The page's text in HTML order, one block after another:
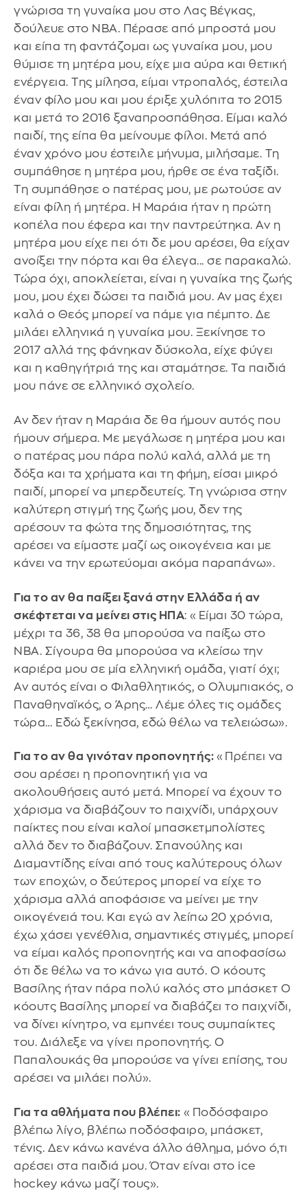
γνώρισα τη γυναίκα μου στο Λας Βέγκας,
δούλευε στο NBA. Πέρασε από μπροστά μου
και είπα τη φαντάζομαι ως γυναίκα μου, μου
θύμισε τη μητέρα μου, είχε μια αύρα και θετική
ενέργεια. Της μίλησα, είμαι ντροπαλός, έστειλα
έναν φίλο μου και μου έριξε χυλόπιτα το 2015
και μετά το 2016 ξαναπροσπάθησα. Είμαι καλό
παιδί, της είπα θα μείνουμε φίλοι. Μετά από
έναν χρόνο μου έστειλε μήνυμα, μιλήσαμε. Τη
συμπάθησε η μητέρα μου, ήρθε σε ένα ταξίδι.
Τη συμπάθησε ο πατέρας μου, με ρωτούσε αν
είναι φίλη ή μητέρα. Η Μαράια ήταν η πρώτη
κοπέλα που έφερα και την παντρεύτηκα. Αν η
μητέρα μου είχε πει ότι δε μου αρέσει, θα είχαν
ανοίξει την πόρτα και θα έλεγα... σε παρακαλώ.
Τώρα όχι, αποκλείεται, είναι η γυναίκα της ζωής
μου, μου έχει δώσει τα παιδιά μου. Αν μας έχει
καλά ο Θεός μπορεί να πάμε για πέμπτο. Δε
μιλάει ελληνικά η γυναίκα μου. Ξεκίνησε το
2017 αλλά της φάνηκαν δύσκολα, είχε φύγει
και η καθηγήτριά της και σταμάτησε. Τα παιδιά
μου πάνε σε ελληνικό σχολείο.
Αν δεν ήταν η Μαράια δε θα ήμουν αυτός που
ήμουν σήμερα. Με μεγάλωσε η μητέρα μου και
ο πατέρας μου πάρα πολύ καλά, αλλά με τη
δόξα και τα χρήματα και τη φήμη, είσαι μικρό
παιδί, μπορεί να μπερδευτείς. Τη γνώρισα στην
καλύτερη στιγμή της ζωής μου, δεν της
αρέσουν τα φώτα της δημοσιότητας, της
αρέσει να είμαστε μαζί ως οικογένεια και με
κάνει να την ερωτεύομαι ακόμα παραπάνω».
Για το αν θα παίξει ξανά στην Ελλάδα ή αν
σκέφτεται να μείνει στις ΗΠΑ: «Είμαι 30 τώρα,
μέχρι τα 36, 38 θα μπορούσα να παίξω στο
NBA. Σίγουρα θα μπορούσα να κλείσω την
καριέρα μου σε μία ελληνική ομάδα, γιατί όχι;
Αν αυτός είναι ο Φιλαθλητικός, ο Ολυμπιακός, ο
Παναθηναϊκός, ο Άρης… Λέμε όλες τις ομάδες
τώρα… Εδώ ξεκίνησα, εδώ θέλω να τελειώσω».
Για το αν θα γινόταν προπονητής: «Πρέπει να
σου αρέσει η προπονητική για να
ακολουθήσεις αυτό μετά. Μπορεί να έχουν το
χάρισμα να διαβάζουν το παιχνίδι, υπάρχουν
παίκτες που είναι καλοί μπασκετμπολίστες
αλλά δεν το διαβάζουν. Σπανούλης και
Διαμαντίδης είναι από τους καλύτερους όλων
των εποχών, ο δεύτερος μπορεί να είχε το
χάρισμα αλλά αποφάσισε να μείνει με την
οικογένειά του. Και εγώ αν λείπω 20 χρόνια,
έχω χάσει γενέθλια, σημαντικές στιγμές, μπορεί
να είμαι καλός προπονητής και να αποφασίσω
ότι δε θέλω να το κάνω για αυτό. Ο κόουτς
Βασίλης ήταν πάρα πολύ καλός στο μπάσκετ Ο
κόουτς Βασίλης μπορεί να διαβάζει το παιχνίδι,
να δίνει κίνητρο, να εμπνέει τους συμπαίκτες
του. Διάλεξε να γίνει προπονητής. Ο
Παπαλουκάς θα μπορούσε να γίνει επίσης, του
αρέσει να μιλάει πολύ».
Για τα αθλήματα που βλέπει: «Ποδόσφαιρο
βλέπω λίγο, βλέπω ποδόσφαιρο, μπάσκετ,
τένις. Δεν κάνω κανένα άλλο άθλημα, μόνο ό,τι
αρέσει στα παιδιά μου. Όταν είναι στο ice
hockey κάνω μαζί τους».